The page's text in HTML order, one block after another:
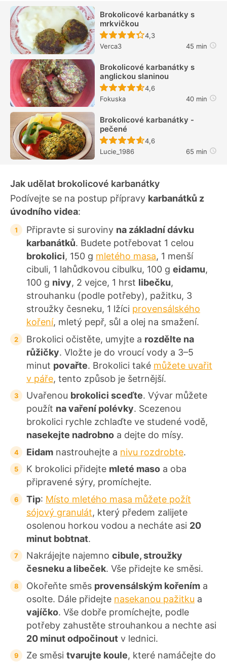
Brokolicové karbanátky s
mrkvičkou
Recept ještě nebyl
4,3
Verca3
45 min
Brokolicové karbanátky s
anglickou slaninou
Recept ještě nebyl
4,6
Fokuska
40 min
Brokolicové karbanátky -
pečené
Recept ještě nebyl
4,6
Lucie_1986
65 min
Jak udělat brokolicové karbanátky
Podívejte se na postup přípravy karbanátků z
úvodního videa:
Připravte si suroviny na základní dávku
karbanátků. Budete potřebovat 1 celou
brokolici, 150 g mletého masa, 1 menší
cibuli, 1 lahůdkovou cibulku, 100 g eidamu,
100 g nivy, 2 vejce, 1 hrst libečku,
strouhanku (podle potřeby), pažitku, 3
stroužky česneku, 1 lžíci provensálského
koření, mletý pepř, sůl a olej na smažení.
Brokolici očistěte, umyjte a rozdělte na
růžičky. Vložte je do vroucí vody a 3–5
minut povařte. Brokolici také můžete uvařit
v páře, tento způsob je šetrnější.
Uvařenou brokolici sceďte. Vývar můžete
použít na vaření polévky. Scezenou
brokolici rychle zchlaďte ve studené vodě,
nasekejte nadrobno a dejte do mísy.
Eidam nastrouhejte a nivu rozdrobte.
K brokolici přidejte mleté maso a oba
připravené sýry, promíchejte.
Tip: Místo mletého masa můžete požít
sójový granulát, který předem zalijete
osolenou horkou vodou a necháte asi 20
minut bobtnat.
Nakrájejte najemno cibule, stroužky
česneku a libeček. Vše přidejte ke směsi.
Okořeňte směs provensálským kořením a
osolte. Dále přidejte nasekanou pažitku a
vajíčko. Vše dobře promíchejte, podle
potřeby zahustěte strouhankou a nechte asi
20 minut odpočinout v lednici.
Ze směsi tvarujte koule, které namáčejte do